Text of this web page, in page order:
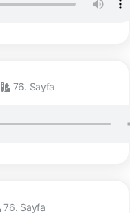
76. Sayfa
76. Sayfa